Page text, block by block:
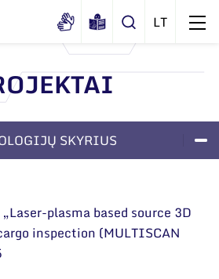
prevencija
apsauga
skyriai
skyriai
SKYRIUS
plasma based source 3D
inspection (MULTISCAN